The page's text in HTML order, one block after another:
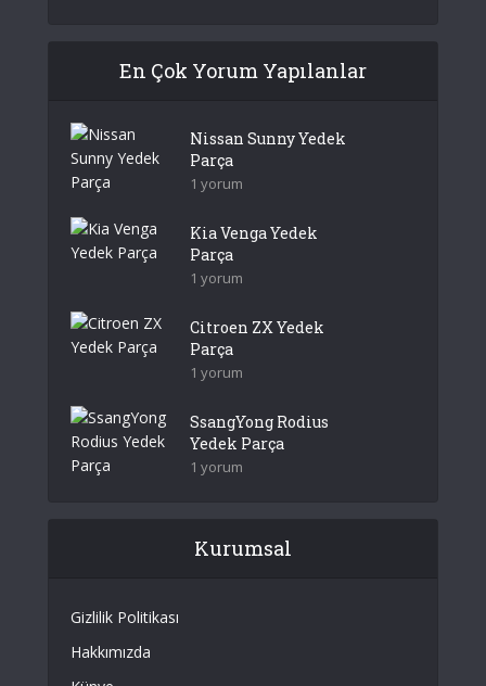
En Çok Yorum Yapılanlar
Nissan Sunny Yedek
Parça
1 yorum
Kia Venga Yedek
Parça
1 yorum
Citroen ZX Yedek
Parça
1 yorum
SsangYong Rodius
Yedek Parça
1 yorum
Kurumsal
Gizlilik Politikası
Hakkımızda